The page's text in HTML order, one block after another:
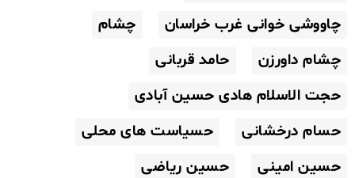
چاووشی خوانی غرب خراسان
چشام
چشام داورزن
حامد قربانی
حجت الاسلام هادی حسین آبادی
حسام درخشانی
حسیاست های محلی
حسین امینی
حسین ریاضی